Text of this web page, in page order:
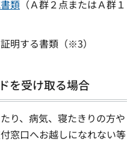
類（Ａ群２点またはＡ群１
明する書類（※3）
を受け取る場合
り、病気、寝たきりの方や
窓口へお越しになれない等